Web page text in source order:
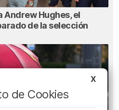
Andrew Hughes, el
de la selección
X
de Cookies